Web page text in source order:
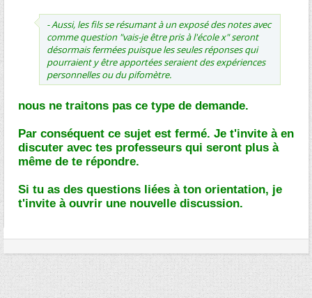
- Aussi, les fils se résumant à un exposé des notes avec
comme question "vais-je être pris à l'école x" seront
désormais fermées puisque les seules réponses qui
pourraient y être apportées seraient des expériences
personnelles ou du pifomètre.
nous ne traitons pas ce type de demande.
Par conséquent ce sujet est fermé. Je t'invite à en
discuter avec tes professeurs qui seront plus à
même de te répondre.
Si tu as des questions liées à ton orientation, je
t'invite à ouvrir une nouvelle discussion.